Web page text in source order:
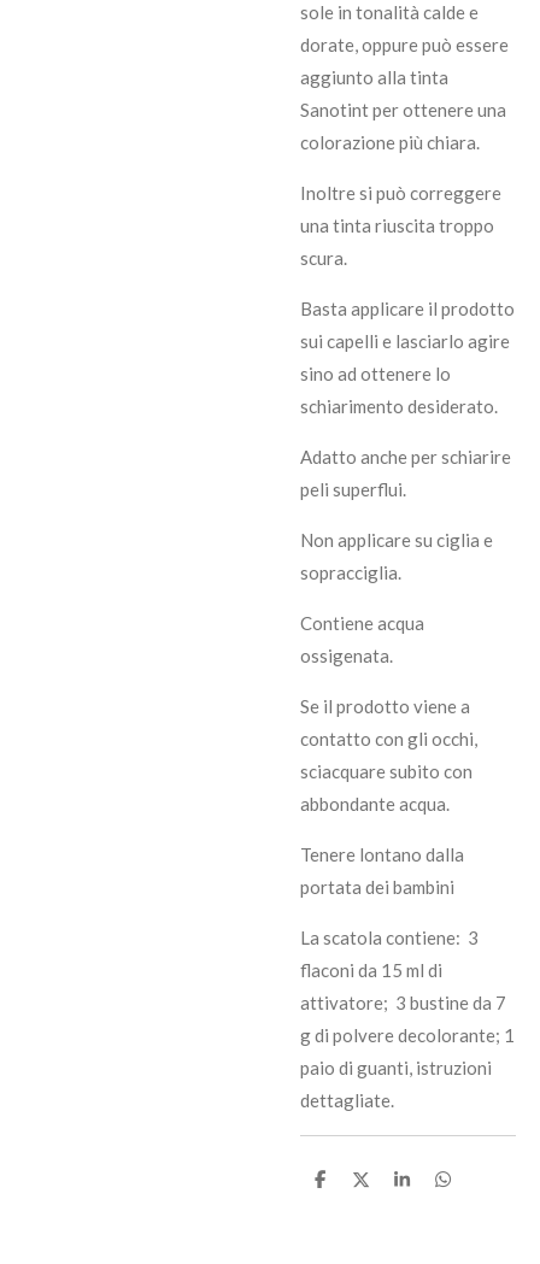
sole in tonalità calde e
dorate, oppure può essere
aggiunto alla tinta
Sanotint per ottenere una
colorazione più chiara.
Inoltre si può correggere
una tinta riuscita troppo
scura.
Basta applicare il prodotto
sui capelli e lasciarlo agire
sino ad ottenere lo
schiarimento desiderato.
Adatto anche per schiarire
peli superflui.
Non applicare su ciglia e
sopracciglia.
Contiene acqua
ossigenata.
Se il prodotto viene a
contatto con gli occhi,
sciacquare subito con
abbondante acqua.
Tenere lontano dalla
portata dei bambini
La scatola contiene: 3
flaconi da 15 ml di
attivatore; 3 bustine da 7
g di polvere decolorante; 1
paio di guanti, istruzioni
dettagliate.
C
C
C
C